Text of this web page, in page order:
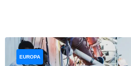
EUROPA